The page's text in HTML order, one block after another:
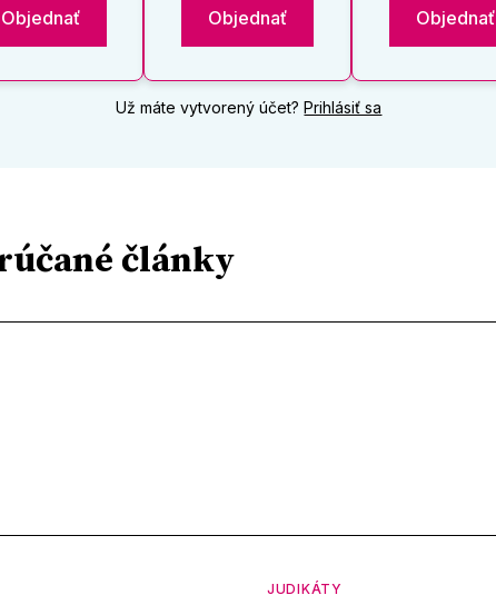
Objednať Objednať Objednať
Už máte vytvorený účet?Prihlásiť sa
články
JUDIKÁTY